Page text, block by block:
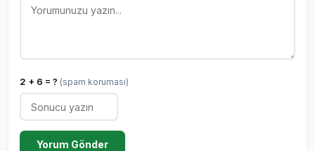
2 + 6 = ? (spam koruması)
Yorum Gönder